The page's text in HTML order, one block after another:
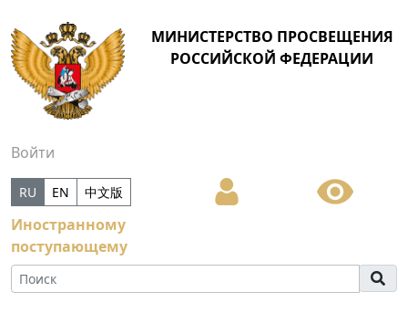
МИНИСТЕРСТВО ПРОСВЕЩЕНИЯ
РОССИЙСКОЙ ФЕДЕРАЦИИ
Войти
Иностранному
поступающему
RU EN 中文版